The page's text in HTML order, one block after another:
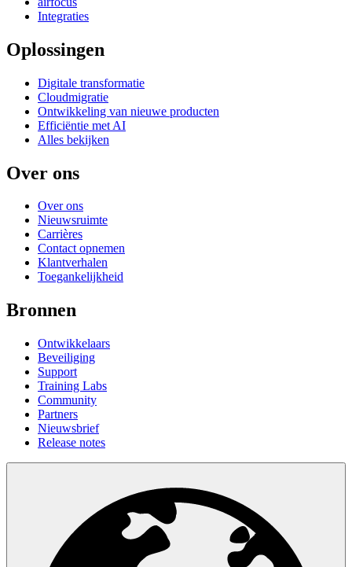
Integraties
Oplossingen
Digitale transformatie
Cloudmigratie
Ontwikkeling van nieuwe producten
Efficiëntie met AI
Alles bekijken
Over ons
Over ons
Nieuwsruimte
Carrières
Contact opnemen
Klantverhalen
Toegankelijkheid
Bronnen
Ontwikkelaars
Beveiliging
Support
Training Labs
Community
Partners
Nieuwsbrief
Release notes